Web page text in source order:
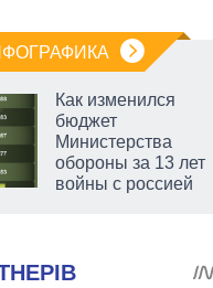
Как изменился
бюджет
Министерства
обороны за 13 лет
войны с россией